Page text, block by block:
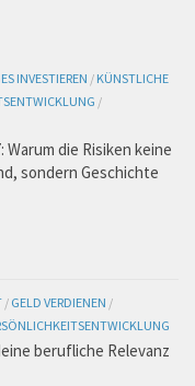
INVESTIEREN / KÜNSTLICHE
/
die Risiken keine
sondern Geschichte
/ GELD VERDIENEN /
berufliche Relevanz